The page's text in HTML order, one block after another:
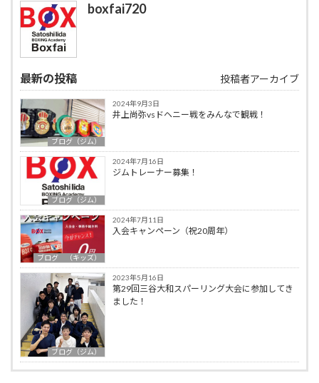
boxfai720
最新の投稿 投稿者アーカイブ
ブログ（ジム）
2024年9月3日
井上尚弥vsドヘニー戦をみんなで観戦！
ブログ（ジム）
2024年7月16日
ジムトレーナー募集！
ブログ （キッズ）
2024年7月11日
入会キャンペーン（祝20周年）
ブログ（ジム）
2023年5月16日
第29回三谷大和スパーリング大会に参加してき
ました！